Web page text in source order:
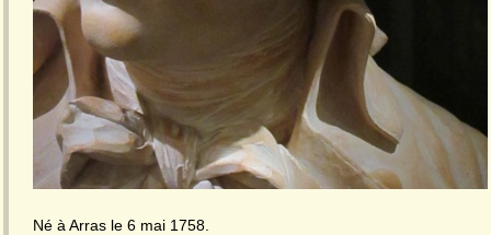
Né à Arras le 6 mai 1758.